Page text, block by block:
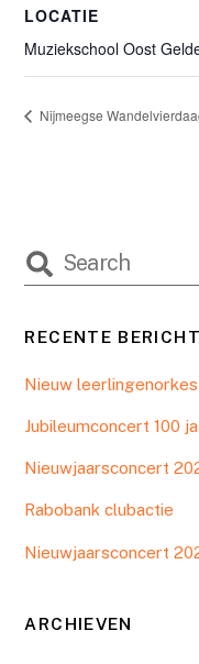
LOCATIE
Muziekschool Oost
Nijmeegse
RECENTE
Nieuw
Jubileumconcert 100
Nieuwjaarsconcert
Rabobank clubactie
Nieuwjaarsconcert
ARCHIEVEN